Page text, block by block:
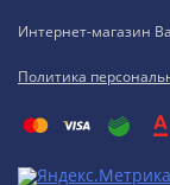
Интернет-магазин
Политика